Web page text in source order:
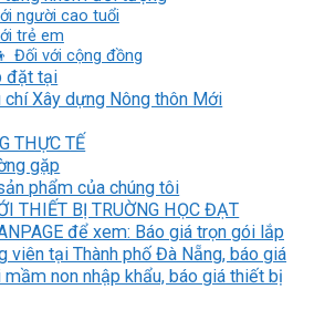
người cao tuổi
trẻ em
Đối với cộng đồng
đặt tại
chí Xây dựng Nông thôn Mới
THỰC TẾ
gặp
phẩm của chúng tôi
THIẾT BỊ TRUỜNG HỌC ĐẠT
để xem: Báo giá trọn gói lắp
viên tại Thành phố Đà Nẵng, báo giá
non nhập khẩu, báo giá thiết bị